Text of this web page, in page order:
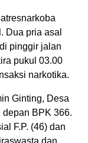
Dua pria asal
pinggir jalan
pukul 03.00
narkotika.
Ginting, Desa
depan BPK 366.
F.P. (46) dan
dan